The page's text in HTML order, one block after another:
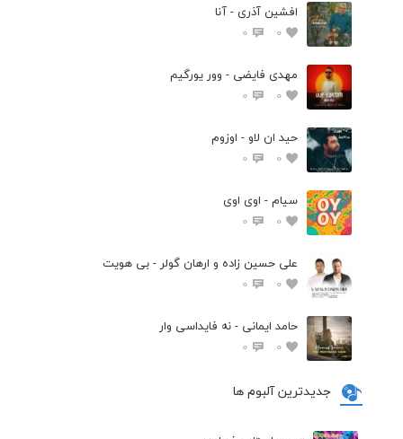
افشین آذری - آنا
0
0
مهدی فایضی - وور یورگیم
0
0
حید ان لاو - اوزوم
0
0
سیام - اوی اوی
0
0
علی حسین زاده و ارهان گولر - بی هویت
0
0
حامد ایمانی - نه فایداسی وار
0
0
جدیدترین آلبوم ها